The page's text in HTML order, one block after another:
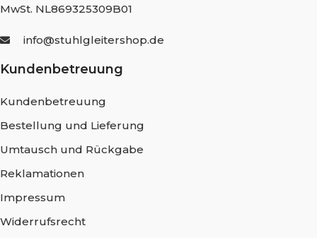
MwSt. NL869325309B01
info@stuhlgleitershop.de
Kundenbetreuung
Kundenbetreuung
Bestellung und Lieferung
Umtausch und Rückgabe
Reklamationen
Impressum
Widerrufsrecht